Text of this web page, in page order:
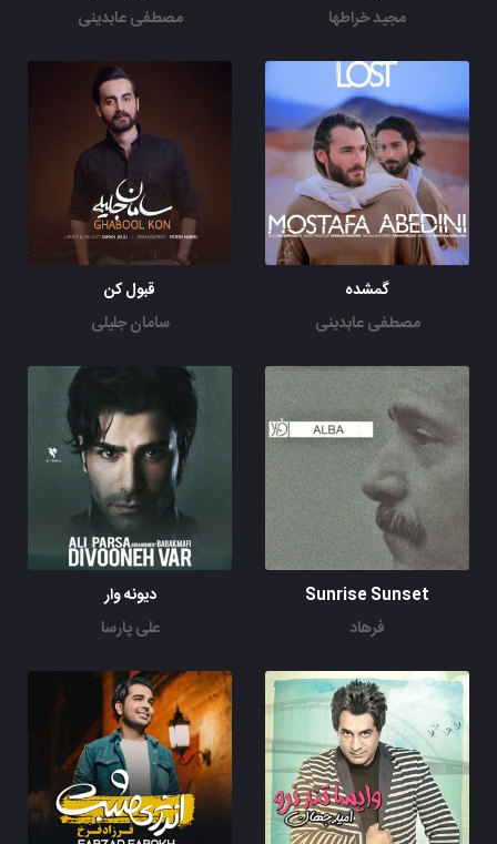
مجید خراطها
مصطفی عابدینی
گمشده
مصطفی عابدینی
قبول کن
سامان جلیلی
Sunrise Sunset
فرهاد
دیونه وار
علی پارسا